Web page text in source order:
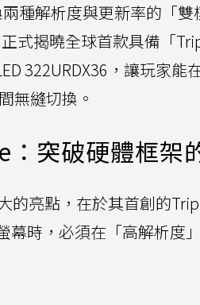
種解析度與更新率的「
正式揭曉全球首款具備「
322URDX36，讓玩家能
無縫切換。
突破硬體框架
的亮點，在於其首創的
幕時，必須在「高解析度